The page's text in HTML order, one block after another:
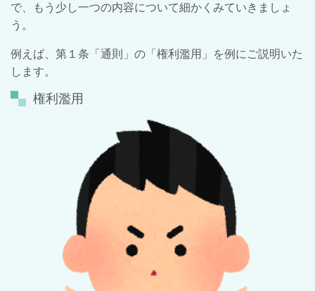
で、もう少し一つの内容について細かくみていきましょ
う。
例えば、第１条「通則」の「権利濫用」を例にご説明いた
します。
権利濫用